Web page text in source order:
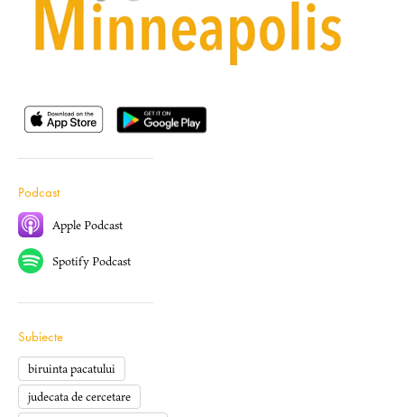
Podcast
Apple Podcast
Spotify Podcast
Subiecte
biruinta pacatului
judecata de cercetare